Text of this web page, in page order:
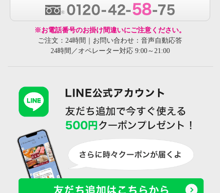
※お電話番号のお掛け間違いにご注意ください。
ご注文：24時間｜お問い合わせ：音声自動応答
24時間／オペレーター対応 9:00～21:00